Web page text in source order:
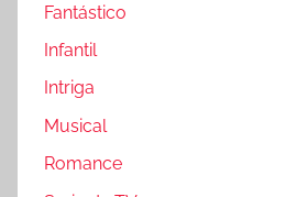
Fantástico
Infantil
Intriga
Musical
Romance